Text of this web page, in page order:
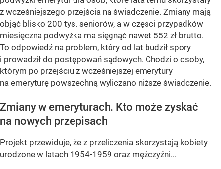
z wcześniejszego przejścia na świadczenie. Zmiany mają
objąć blisko 200 tys. seniorów, a w części przypadków
miesięczna podwyżka ma sięgnąć nawet 552 zł brutto.
To odpowiedź na problem, który od lat budził spory
i prowadził do postępowań sądowych. Chodzi o osoby,
którym po przejściu z wcześniejszej emerytury
na emeryturę powszechną wyliczano niższe świadczenie.
Zmiany w emeryturach. Kto może zyskać
na nowych przepisach
Projekt przewiduje, że z przeliczenia skorzystają kobiety
urodzone w latach 1954-1959 oraz mężczyźni...